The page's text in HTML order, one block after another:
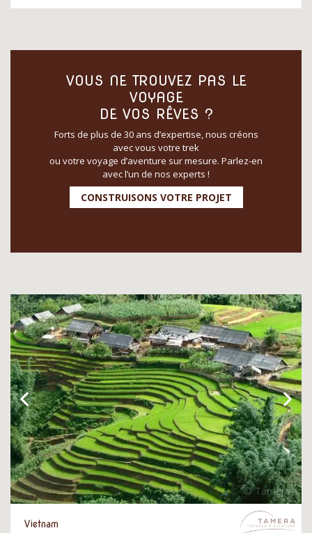
VOUS NE TROUVEZ PAS LE
VOYAGE
DE VOS RÊVES ?
Forts de plus de 30 ans d’expertise, nous créons
avec vous votre trek
ou votre voyage d’aventure sur mesure. Parlez-en
avec l’un de nos experts !
CONSTRUISONS VOTRE PROJET
Vietnam